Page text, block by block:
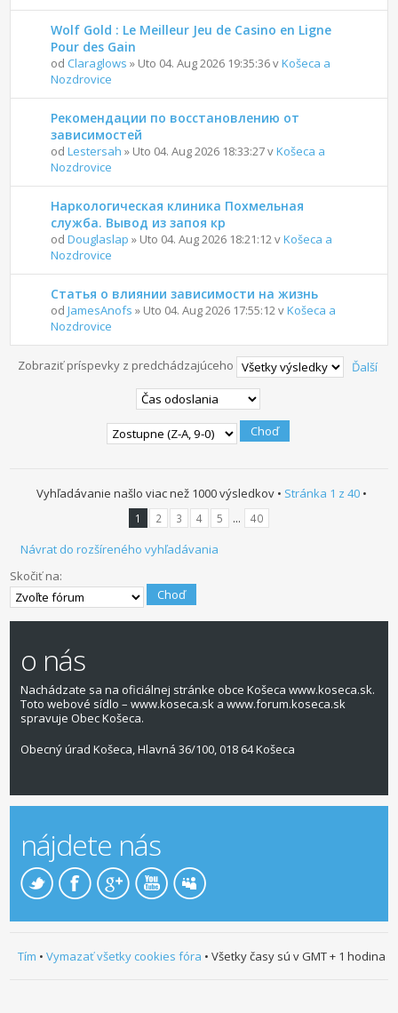
Wolf Gold : Le Meilleur Jeu de Casino en Ligne
Pour des Gain
od Claraglows » Uto 04. Aug 2026 19:35:36 vKošeca a
Nozdrovice
Рекомендации по восстановлению от
зависимостей
odLestersah » Uto 04. Aug 2026 18:33:27 vKošeca a
Nozdrovice
Наркологическая клиника Похмельная
служба. Вывод из запоя кр
odDouglaslap » Uto 04. Aug 2026 18:21:12 vKošeca a
Nozdrovice
Статья о влиянии зависимости на жизнь
odJamesAnofs » Uto 04. Aug 2026 17:55:12 vKošeca a
Nozdrovice
Ďalší
Zobraziť príspevky z predchádzajúceho
Vyhľadávanie našlo viac než 1000 výsledkov • Stránka 1 z 40•
1 2 3 4 5 ... 40
Návrat do rozšíreného vyhľadávania
Skočiť na:
o nás
Nachádzate sa na oficiálnej stránke obce Košeca www.koseca.sk.
Toto webové sídlo – www.koseca.sk a www.forum.koseca.sk
spravuje Obec Košeca.
Obecný úrad Košeca, Hlavná 36/100, 018 64 Košeca
nájdete nás
Tím • Vymazať všetky cookies fóra • Všetky časy sú v GMT + 1 hodina